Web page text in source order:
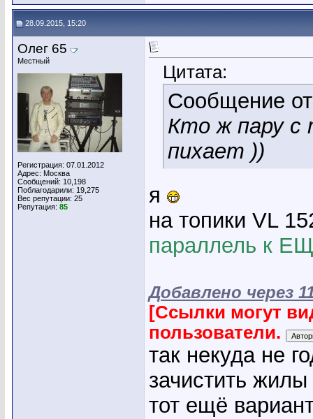
28.09.2015, 15:20
Олег 65
Местный
Регистрация: 07.01.2012
Адрес: Москва
Сообщений: 10,198
Поблагодарили: 19,275
Вес репутации: 25
Репутация: 85
Цитата:
Сообщение
Кто ж пару с
пихает ))
я
на топики VL
параллель к
Добавлено через
[Ссылки могут
пользователи.
так некуда не
зачистить
тот ещё